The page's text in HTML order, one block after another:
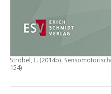
Ströbel, L. (2014b).
154)